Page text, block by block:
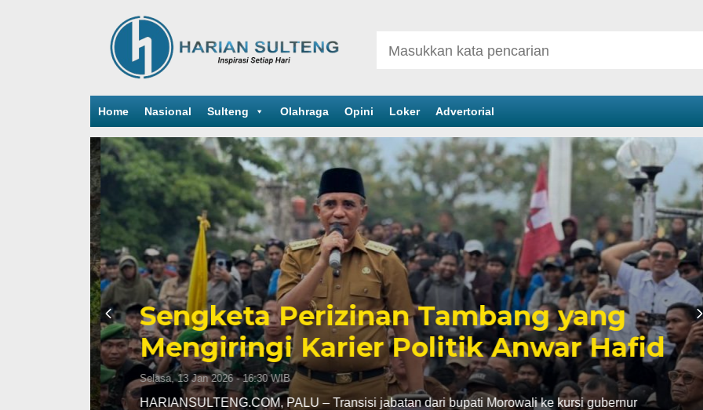
Home Nasional Sulteng Olahraga Opini Loker Advertorial
Sengketa Perizinan Tambang yang
Mengiringi Karier Politik Anwar Hafid
Selasa, 13 Jan 2026 - 16:30 WIB
HARIANSULTENG.COM, PALU – Transisi jabatan dari bupati Morowali ke kursi gubernur